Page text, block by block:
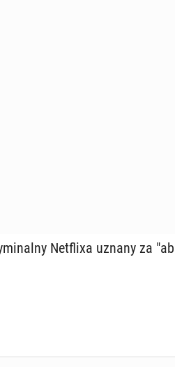
Net­fli­xa uznany za